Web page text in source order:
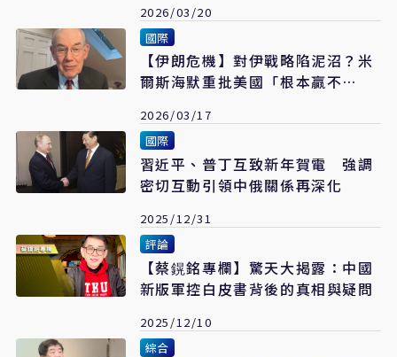
2026/03/20
國際
【伊朗危機】對伊戰略陷泥沼？米
爾斯海默重批美國「根本贏不
2026/03/17
國際
習近平、普丁互致新年賀電 強調
密切互動引領中俄關係再深化
2025/12/31
評論
【​​​​​​​蔡鎤銘專欄】驚天大揭露：中國
新版軍控白皮書背後的真相與疑問
2025/12/10
綜合